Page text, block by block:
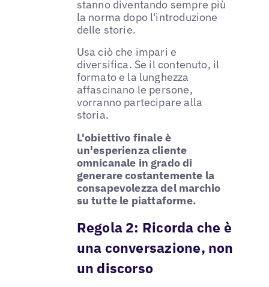
stanno diventando sempre più
la norma dopo l'introduzione
delle storie.
Usa ciò che impari e
diversifica. Se il contenuto, il
formato e la lunghezza
affascinano le persone,
vorranno partecipare alla
storia.
L'obiettivo finale è
un'esperienza cliente
omnicanale in grado di
generare costantemente la
consapevolezza del marchio
su tutte le piattaforme.
Regola 2: Ricorda che è
una conversazione, non
un discorso